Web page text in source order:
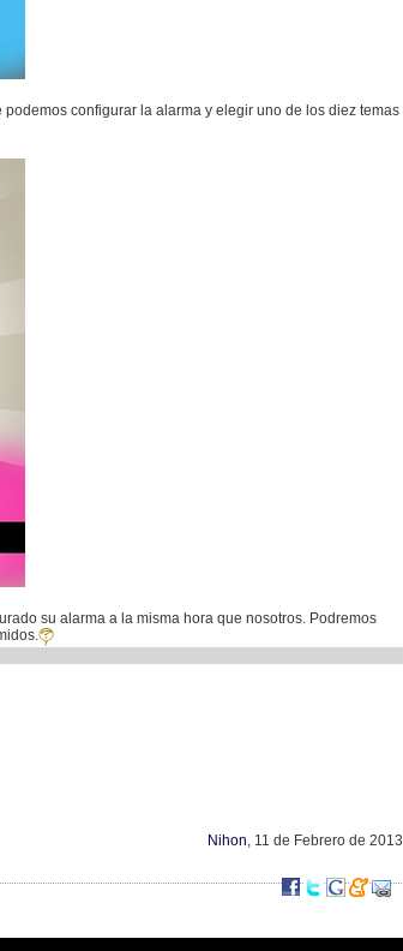
configurar la alarma y elegir uno de los diez temas
su alarma a la misma hora que nosotros. Podremos
Nihon, 11 de Febrero de 2013